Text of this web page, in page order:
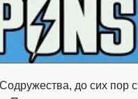
до сих пор